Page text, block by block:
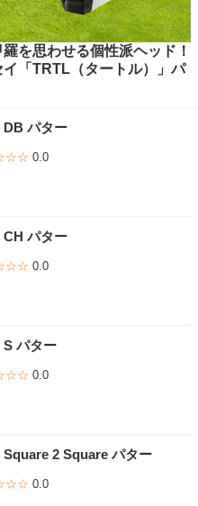
を思わせる個性派ヘッド！
「TRTL（タートル）」パ
DB パター
0.0
パター
0.0
パター
0.0
2 Square パター
0.0